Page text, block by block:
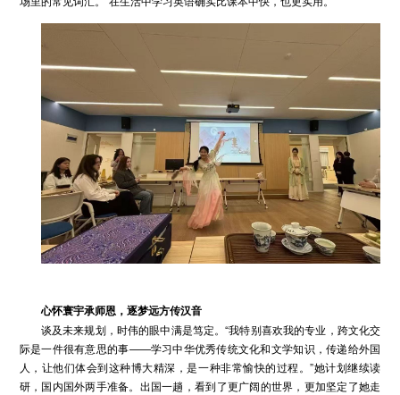
心怀寰宇承师恩，逐梦远方传汉音
谈及未来规划，时伟的眼中满是笃定。“我特别喜欢我的专业，跨文化交
际是一件很有意思的事——学习中华优秀传统文化和文学知识，传递给外国
人，让他们体会到这种博大精深，是一种非常愉快的过程。”她计划继续读
研，国内国外两手准备。出国一趟，看到了更广阔的世界，更加坚定了她走